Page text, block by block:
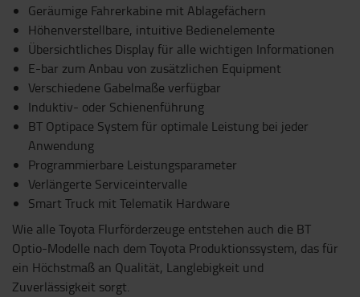
Geräumige Fahrerkabine mit Ablagefächern
Höhenverstellbare, intuitive Bedienelemente
Übersichtliches Display für alle wichtigen Informationen
E-bar zum Anbau von zusätzlichen Equipment
Verschiedene Gabelmaße verfügbar
Induktiv- oder Schienenführung
BT Optipace System für optimale Leistung bei jeder
Anwendung
Programmierbare Leistungsparameter
Verlängerte Serviceintervalle
Smart Truck mit Telematik Hardware
Wie alle Toyota Flurförderzeuge entstehen auch die BT
Optio-Modelle nach dem Toyota Produktionssystem, das für
ein Höchstmaß an Qualität, Langlebigkeit und
Zuverlässigkeit sorgt.